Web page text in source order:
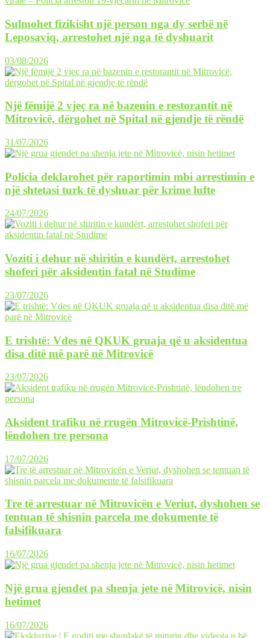
Sulmohet fizikisht një person nga dy serbë në
Leposaviq, arrestohet një nga të dyshuarit
03/08/2026
Një fëmijë 2 vjeç ra në bazenin e restorantit në
Mitrovicë, dërgohet në Spital në gjendje të rëndë
31/07/2026
Policia deklarohet për raportimin mbi arrestimin e
një shtetasi turk të dyshuar për krime lufte
24/07/2026
Voziti i dehur në shiritin e kundërt, arrestohet
shoferi për aksidentin fatal në Studime
23/07/2026
E trishtë: Vdes në QKUK gruaja që u aksidentua
disa ditë më parë në Mitrovicë
23/07/2026
Aksident trafiku në rrugën Mitrovicë-Prishtinë,
lëndohen tre persona
17/07/2026
Tre të arrestuar në Mitrovicën e Veriut, dyshohen se
tentuan të shisnin parcela me dokumente të
falsifikuara
16/07/2026
Një grua gjendet pa shenja jete në Mitrovicë, nisin
hetimet
16/07/2026